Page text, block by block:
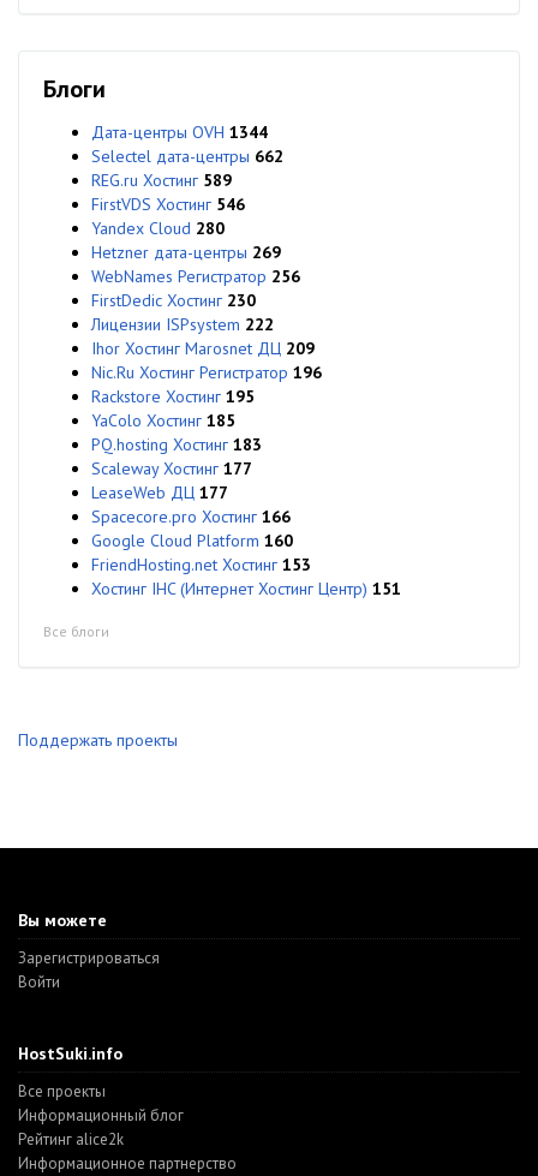
Блоги
Дата-центры OVH 1344
Selectel дата-центры 662
REG.ru Хостинг 589
FirstVDS Хостинг 546
Yandex Cloud 280
Hetzner дата-центры 269
WebNames Регистратор 256
FirstDedic Хостинг 230
Лицензии ISPsystem 222
Ihor Хостинг Marosnet ДЦ 209
Nic.Ru Хостинг Регистратор 196
Rackstore Хостинг 195
YaColo Хостинг 185
PQ.hosting Хостинг 183
Scaleway Хостинг 177
LeaseWeb ДЦ 177
Spacecore.pro Хостинг 166
Google Cloud Platform 160
FriendHosting.net Хостинг 153
Хостинг IHC (Интернет Хостинг Центр) 151
Все блоги
Поддержать проекты
Вы можете
Зарегистрироваться
Войти
HostSuki.info
Все проекты
Информационный блог
Рейтинг alice2k
Информационное партнерство